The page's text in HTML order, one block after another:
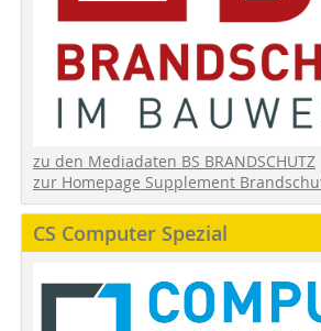
zu den Mediadaten BS BRANDSCHUTZ
zur Homepage Supplement
CS Computer Spezial